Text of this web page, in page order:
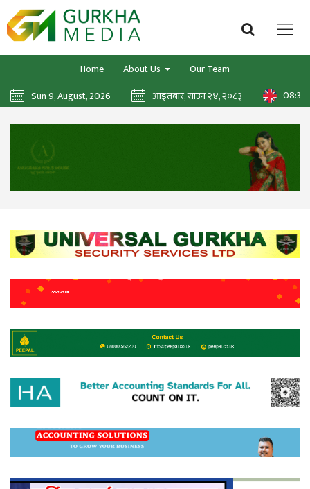
Home About Us
Our Team
Sun 9, August, 2026
आइतबार, साउन २४, २०८३